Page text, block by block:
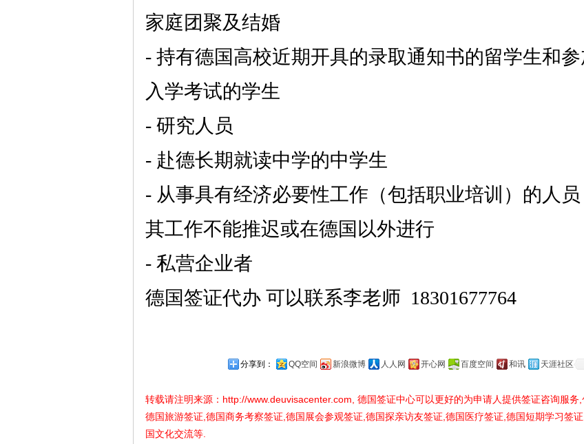
家庭团聚及结婚
- 持有德国高校近期开具的录取通知书的留学生和参
入学考试的学生
- 研究人员
- 赴德长期就读中学的中学生
- 从事具有经济必要性工作（包括职业培训）的人员
其工作不能推迟或在德国以外进行
- 私营企业者
德国签证代办 可以联系李老师 18301677764
分享到： QQ空间 新浪微博 人人网 开心网 百度空间 和讯 天涯社区
转载请注明来源： http://www.deuvisacenter.com , 德国签证中心可以更好的为申请人提供签证咨询服务,
德国旅游签证,德国商务考察签证,德国展会参观签证,德国探亲访友签证,德国医疗签证,德国短期学习签
国文化交流等.